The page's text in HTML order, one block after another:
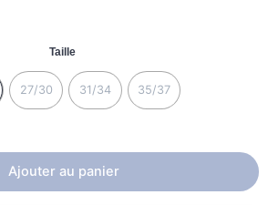
Taille
27/30 31/34 35/37
Ajouter au panier